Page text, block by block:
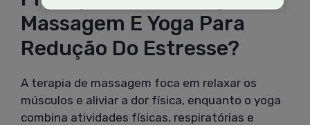
Massagem E Yoga Para
Redução Do Estresse?
A terapia de massagem foca em relaxar os
músculos e aliviar a dor física, enquanto o yoga
combina atividades físicas, respiratórias e